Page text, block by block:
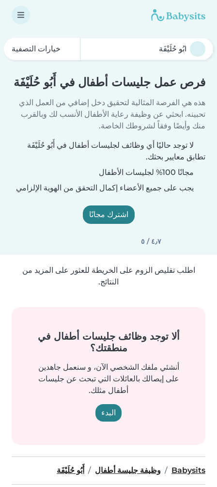
خيارات التصفية
فرص عمل جليسات أطفال في أَبُو حُلَيْفَة
هذه هي الفرصة المثالية لتحقيق دخل إضافي من العمل الذي
تحبينه. ابحثي عن وظيفة رعاية الأطفال الأنسب لك وبالقرب
منك وأيضًا وفقاً لشروطك الخاصة.
لا توجد حاليًا أي وظائف لجليسات أطفال في أَبُو حُلَيْفَة
تطابق معايير بحثك.
مجانًا 100% لجليسات الأطفال
يجب على جميع الأعضاء إكمال التحقق من الهوية الإلزامي
اشترك مجانًا
٤٫٧ / ٥
اطلب تقليص الزوم على الخريطة للعثور على المزيد من
النتائج.
ألا توجد وظائف جليسات أطفال في
منطقتك؟
أنشئي ملفك الشخصي الآن، و سنعمل جاهدين
على إيصالك بالعائلات التي تبحث عن جليسات
أطفال مثلك.
البدء
Babysits وظيفة جليسة أطفال أَبُو حُلَيْفَة